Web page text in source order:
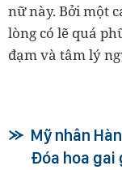
nữ này. Bởi một
lòng có lẽ quá
đạm và tâm lý
Mỹ nhân
Đóa hoa gai